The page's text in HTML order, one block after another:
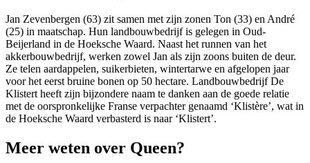
Jan Zevenbergen (63) zit samen met zijn zonen Ton (33) en André
(25) in maatschap. Hun landbouwbedrijf is gelegen in Oud-
Beijerland in de Hoeksche Waard. Naast het runnen van het
akkerbouwbedrijf, werken zowel Jan als zijn zoons buiten de deur.
Ze telen aardappelen, suikerbieten, wintertarwe en afgelopen jaar
voor het eerst bruine bonen op 50 hectare. Landbouwbedrijf De
Klistert heeft zijn bijzondere naam te danken aan de goede relatie
met de oorspronkelijke Franse verpachter genaamd ‘Klistère’, wat in
de Hoeksche Waard verbasterd is naar ‘Klistert’.
Meer weten over Queen?